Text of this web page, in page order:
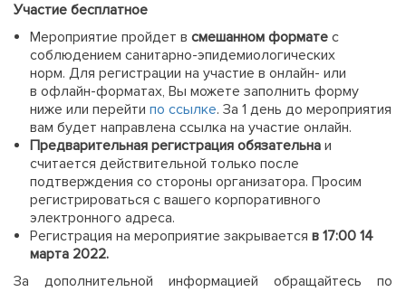
Участие бесплатное
Мероприятие пройдет в смешанном формате с
соблюдением санитарно-эпидемиологических
норм. Для регистрации на участие в онлайн- или
в офлайн-форматах, Вы можете заполнить форму
ниже или перейти по ссылке. За 1 день до мероприятия
вам будет направлена ссылка на участие онлайн.
Предварительная регистрация обязательна и
считается действительной только после
подтверждения со стороны организатора. Просим
регистрироваться с вашего корпоративного
электронного адреса.
Регистрация на мероприятие закрывается в 17:00 14
марта 2022.
За дополнительной информацией обращайтесь по